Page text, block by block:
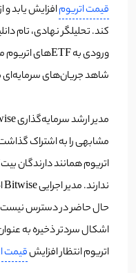
قیمت اتریومافزایش یابد
کند. تحلیلگر نهادی، تام
شاهد جریان‌های سرمایه‌ای به میزان 1 میلیارد
مشابهی را به اشتراک
اتریوم همانند دارندگان
حال حاضر در دسترس نیست
اشکال سردتر ذخیره به
اتریوم انتظار افزایشقیمت